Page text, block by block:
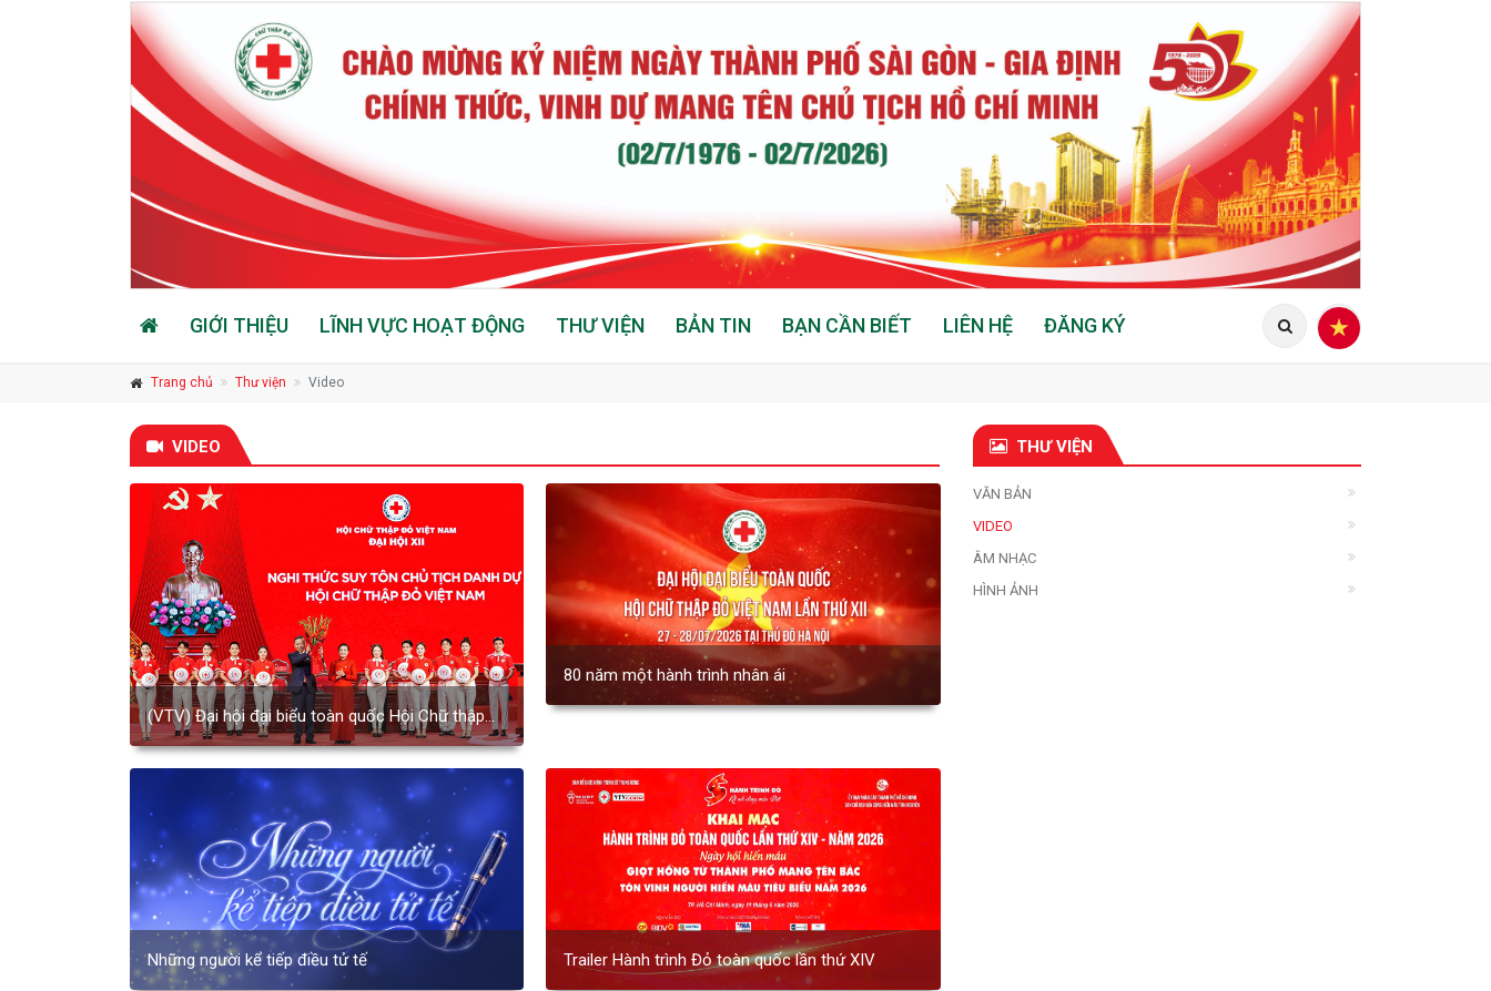
GIỚI THIỆU LĨNH VỰC HOẠT ĐỘNG THƯ VIỆN BẢN TIN BẠN CẦN BIẾT LIÊN HỆ ĐĂNG KÝ
Trang chủ Thư viện Video
VIDEO
(VTV) Đại hội đại biểu toàn quốc Hội Chữ thập
đỏ Việt Nam lần thứ XII, nhiệm kỳ 2026 - 2031
80 năm một hành trình nhân ái
Những người kể tiếp điều tử tế Trailer Hành trình Đỏ toàn quốc lần thứ XIV
THƯ VIỆN
VĂN BẢN
VIDEO
ÂM NHẠC
HÌNH ẢNH